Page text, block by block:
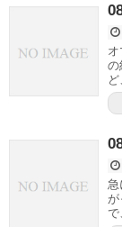
の
急
で